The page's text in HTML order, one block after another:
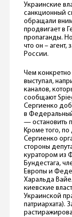
Украинские
санкционный
обращали
продвигает в
пропаганды.
что он –
России.
Чем конкретно
выступал,
каналов,
сообщают
Сергиенко
в
— остановить
Кроме того,
Сергиенко
стороны
куратором из
Бундестага,
Европы и
Харальда
киевские
Украинской
патриархата).